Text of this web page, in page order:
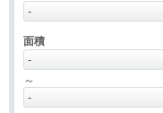
面積
～